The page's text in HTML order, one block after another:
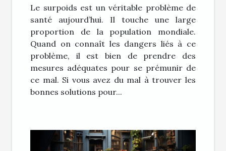
Le surpoids est un véritable problème de
santé aujourd’hui. Il touche une large
proportion de la population mondiale.
Quand on connaît les dangers liés à ce
problème, il est bien de prendre des
mesures adéquates pour se prémunir de
ce mal. Si vous avez du mal à trouver les
bonnes solutions pour...